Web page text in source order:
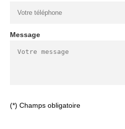
Message
(*) Champs obligatoire